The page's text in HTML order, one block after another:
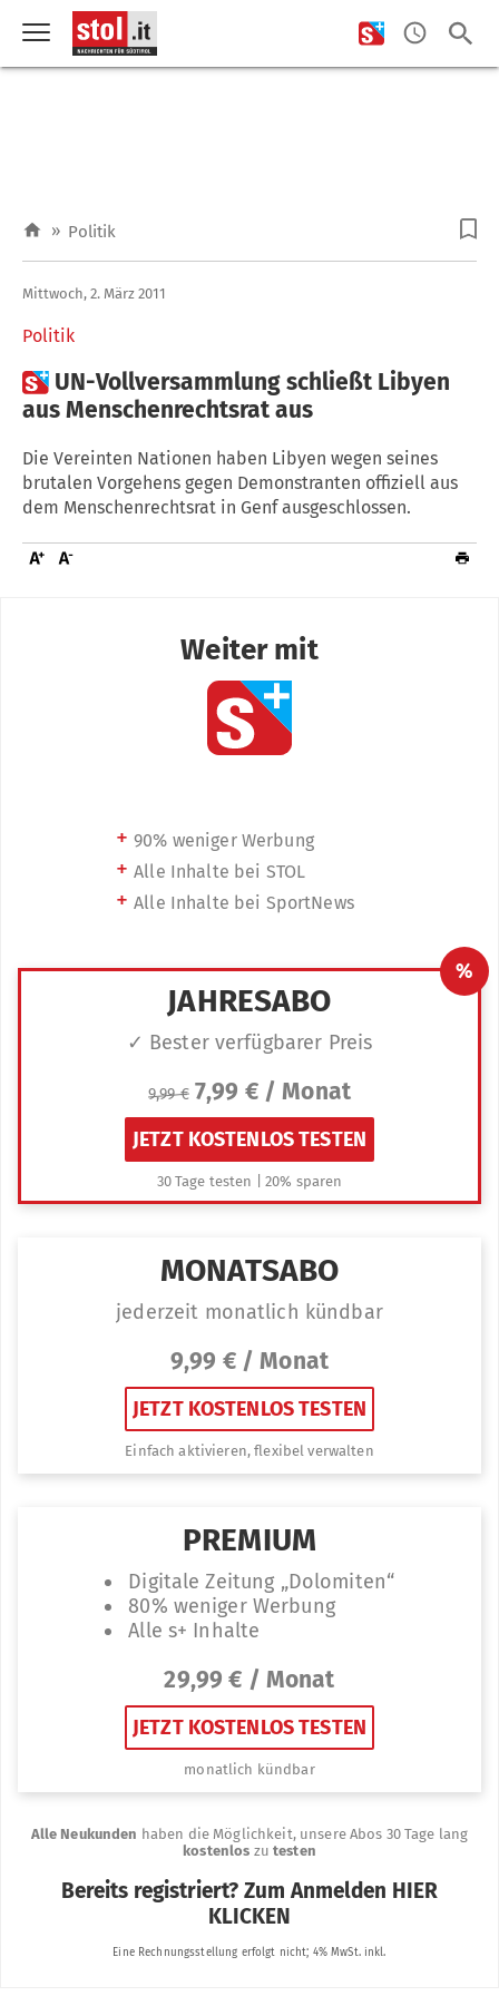
» Politik
Politik
Mittwoch, 2. März 2011
 UN-Vollversammlung schließt Libyen
aus Menschenrechtsrat aus
Die Vereinten Nationen haben Libyen wegen seines
brutalen Vorgehens gegen Demonstranten offiziell aus
dem Menschenrechtsrat in Genf ausgeschlossen.